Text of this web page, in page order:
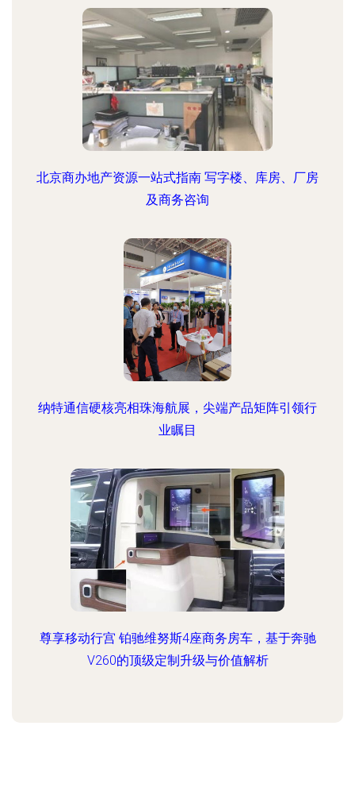
北京商办地产资源一站式指南 写字楼、库房、厂房
及商务咨询
纳特通信硬核亮相珠海航展，尖端产品矩阵引领行
业瞩目
尊享移动行宫 铂驰维努斯4座商务房车，基于奔驰
V260的顶级定制升级与价值解析